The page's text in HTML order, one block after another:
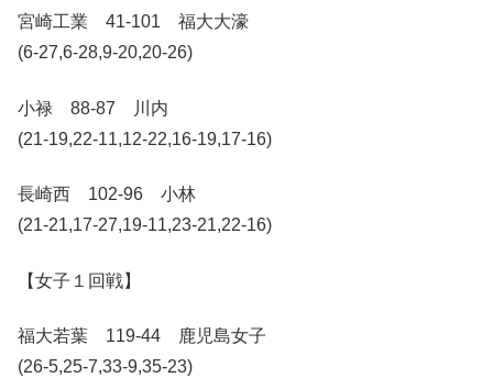
宮崎工業 41-101 福大大濠
(6-27,6-28,9-20,20-26)
小禄 88-87 川内
(21-19,22-11,12-22,16-19,17-16)
長崎西 102-96 小林
(21-21,17-27,19-11,23-21,22-16)
【女子１回戦】
福大若葉 119-44 鹿児島女子
(26-5,25-7,33-9,35-23)